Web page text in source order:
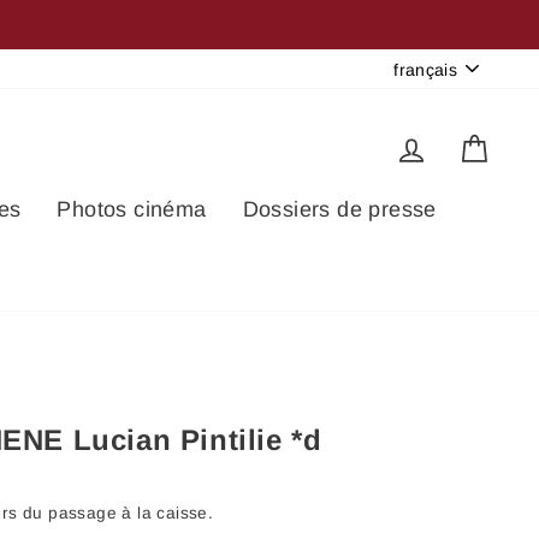
Langue
français
Se
Photos cinéma Dossiers de presse
Lucian Pintilie *d
du passage à la caisse.